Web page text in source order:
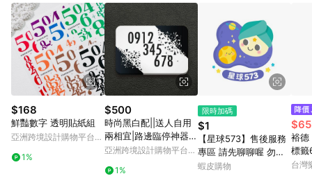
回饋。 5. 點數回饋會扣除所有折扣優惠後之最終發票金額計算，
實際回饋請依LINE購物通知為主。 6. 訂單如有使用東森購物
ETMall站內之折扣優惠(包含但不限於東森幣、樂透金、東森現金
券等)，不具點數回饋資格。詳細請依東森購物ETMall之結帳頁面
顯示為準。 7. LINE購物設有「單一商品最高回饋點數」機制(特
殊活動時開放「回饋無上限」)，以同一訂單中同一商品不論件數
計算，並依訂單成立時間當下LINE購物所設定的回饋機制為準。
8. LINE購物為購物資訊整合性平台，商品資料更新會有時間差，
如顯示之商品規格、顏色、價位、贈品與東森購物ETMall銷售網
頁不符，以銷售網頁標示為準。 9. 若有贈點爭議，請務必於訂單
日期+180天以內至LINE購物客服洽詢；若超過180天(含)以上進
行申訴，恕無法贈點回饋。 10. 部分點數紅包僅限指定商品使
用，或不適用於無回饋商品。各點數紅包之適用商品與使用條件
$168
鮮豔數字 透明貼紙組
亞洲跨境設計購物平台
1%
$500
時尚黑白配||送人自用
兩相宜|路邊臨停神器|
暫停臨時停車牌|CPK0
亞洲跨境設計購物平台
1%
限時加碼
$1
【星球573】售後服務
專區 請先聊聊喔 勿直
接下單
蝦皮購物
$65
裕德
標籤
m-
台灣